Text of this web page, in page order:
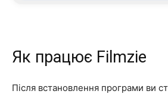
Як працює Filmzie
Після встановлення програми ви